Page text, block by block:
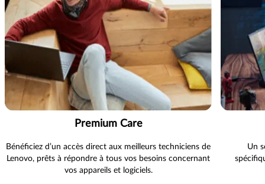
Premium Care
Bénéficiez d’un accès direct aux meilleurs techniciens de
Lenovo, prêts à répondre à tous vos besoins concernant
vos appareils et logiciels.
Un